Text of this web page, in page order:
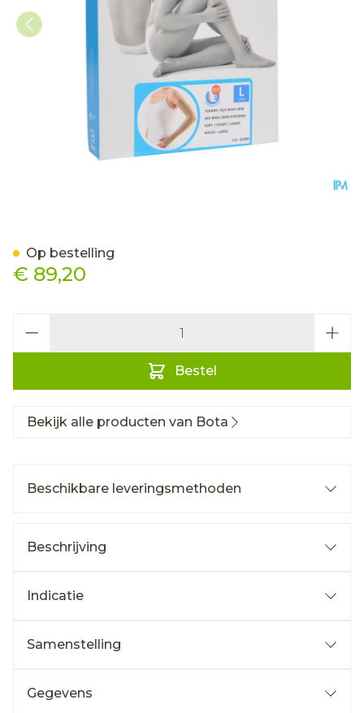
€ 89,20
Bestel
Op bestelling
Bekijk alle producten van Bota
Beschikbare leveringsmethoden
Beschrijving
Indicatie
Samenstelling
Gegevens